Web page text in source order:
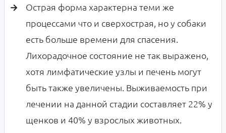
Острая форма характерна теми же
процессами что и сверхострая, но у собаки
есть больше времени для спасения.
Лихорадочное состояние не так выражено,
хотя лимфатические узлы и печень могут
быть также увеличены. Выживаемость при
лечении на данной стадии составляет 22% у
щенков и 40% у взрослых животных.